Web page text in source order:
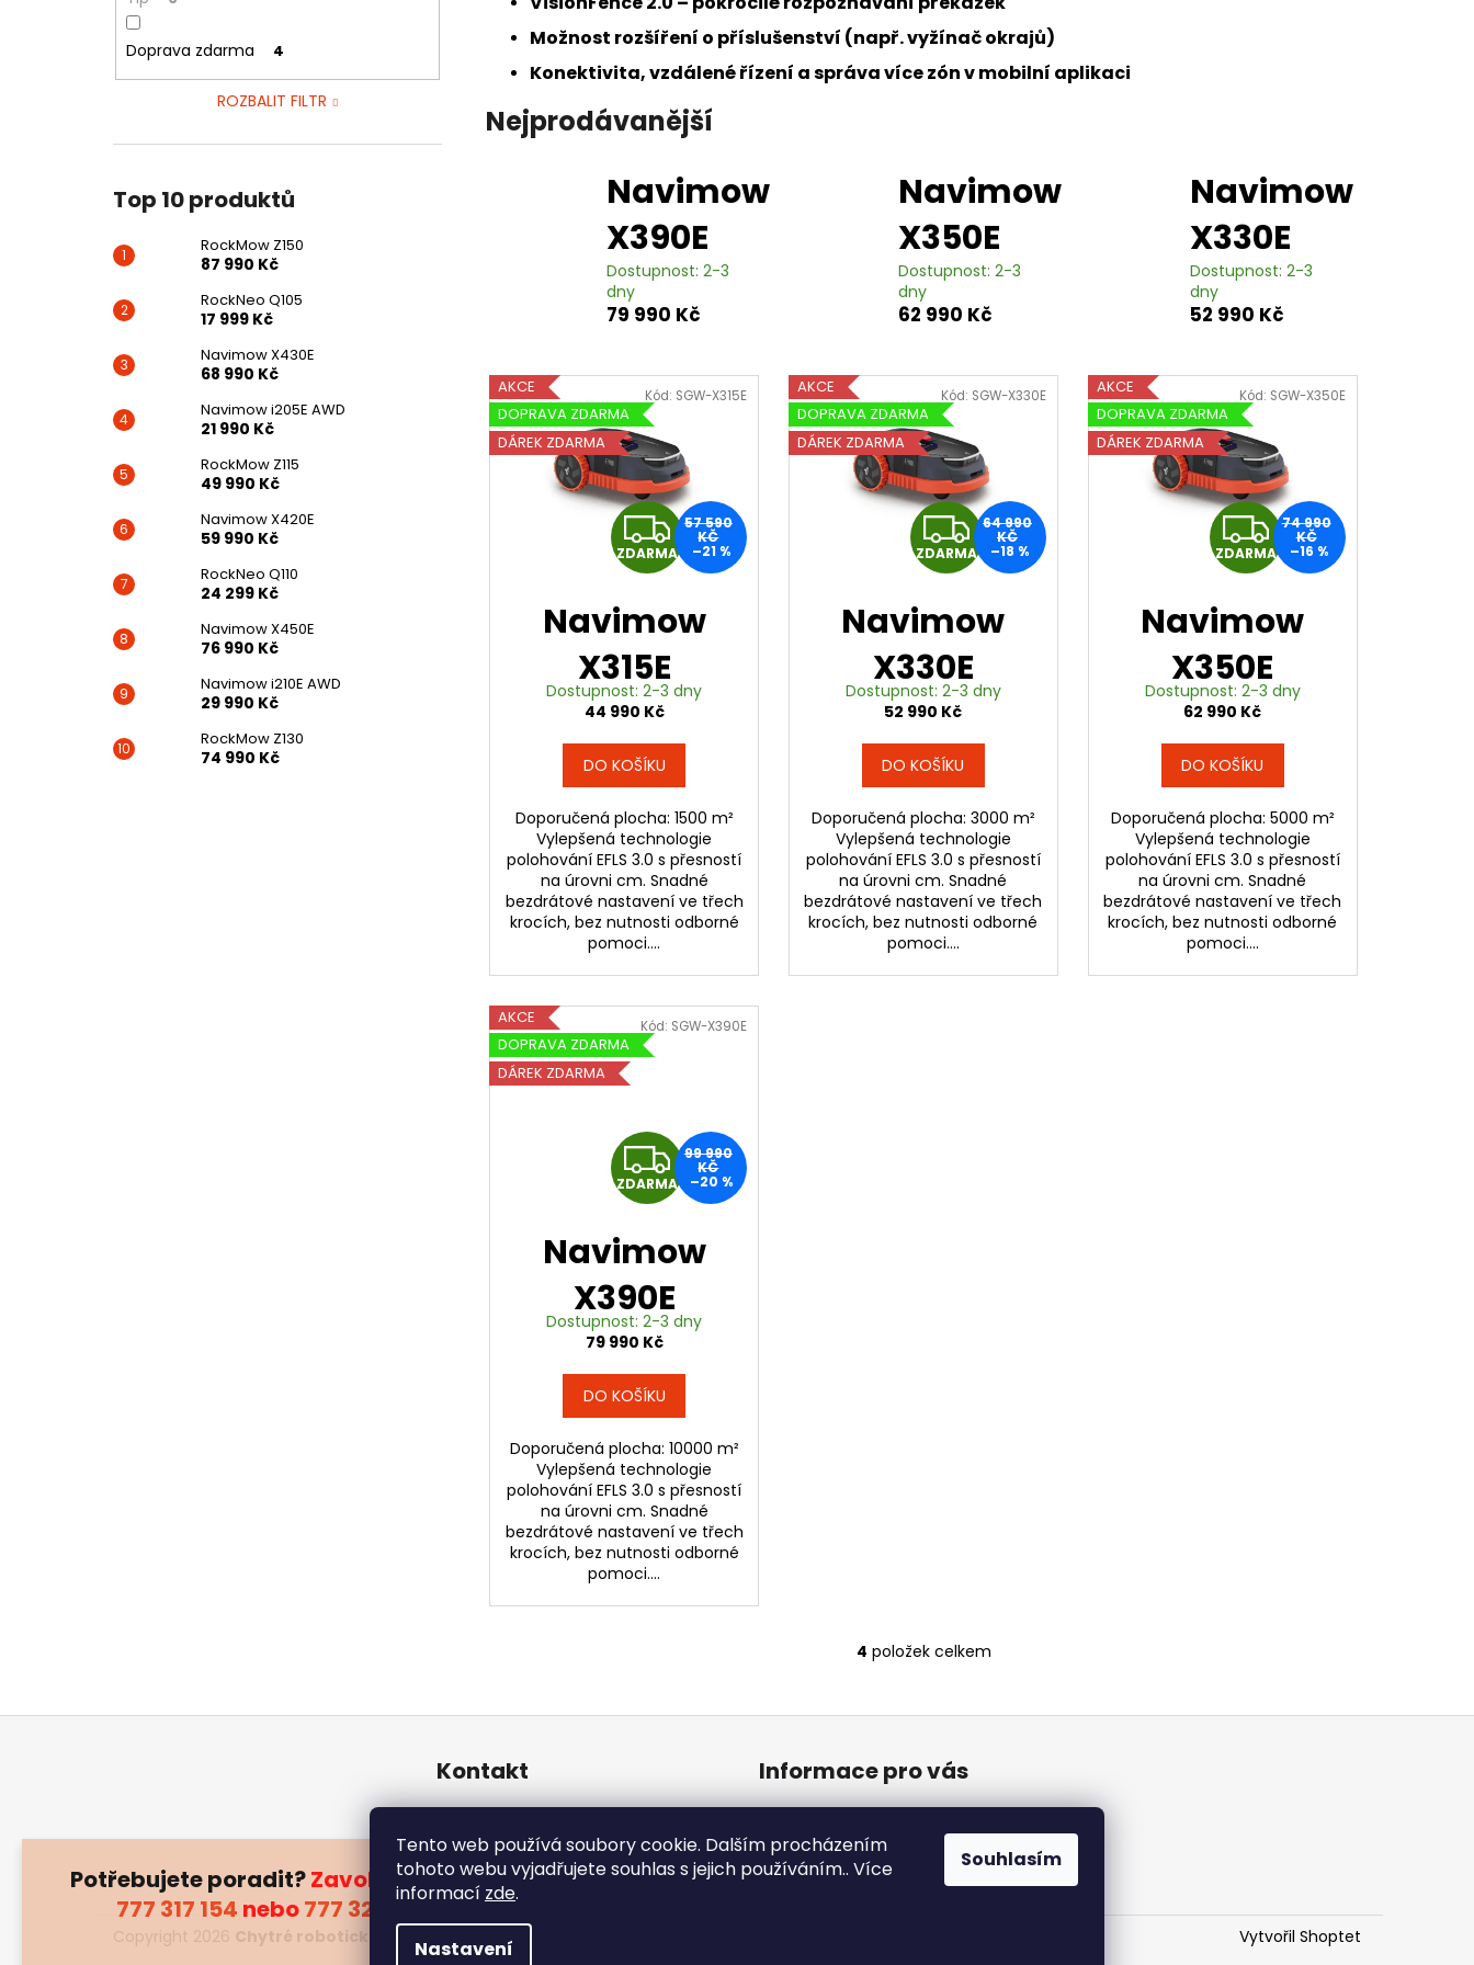
Tento web používá soubory cookie. Dalším procházením
tohoto webu vyjadřujete souhlas s jejich používáním.. Více
informací zde.
Nastavení
Souhlasím
Potřebujete poradit?Zavolejte nám:
777 317 154 nebo777 323 583
Doprava zdarma 4
ROZBALIT FILTR
Top 10 produktů
RockMow Z150
87 990 Kč
RockNeo Q105
17 999 Kč
Navimow X430E
68 990 Kč
Navimow i205E AWD
21 990 Kč
RockMow Z115
49 990 Kč
Navimow X420E
59 990 Kč
RockNeo Q110
24 299 Kč
Navimow X450E
76 990 Kč
Navimow i210E AWD
29 990 Kč
RockMow Z130
74 990 Kč
Možnost rozšíření o příslušenství (např. vyžínač okrajů)
Konektivita, vzdálené řízení a správa více zón v mobilní aplikaci
Nejprodávanější
Navimow
X390E
Dostupnost: 2-3
dny
79 990 Kč
Navimow
X350E
Dostupnost: 2-3
dny
62 990 Kč
Navimow
X330E
Dostupnost: 2-3
dny
52 990 Kč
V
ý
p
i
AKCE
DOPRAVA ZDARMA
DÁREK ZDARMA
Z
D
A
R
M
A
ZDARMA
57 590
KČ
–21 %
Navimow
X315E
Dostupnost: 2-3 dny
44 990 Kč
DO KOŠÍKU
Doporučená plocha: 1500 m²
Vylepšená technologie
polohování EFLS 3.0 s přesností
na úrovni cm. Snadné
bezdrátové nastavení ve třech
krocích, bez nutnosti odborné
pomoci....
Kód: SGW-X315E
AKCE
DOPRAVA ZDARMA
DÁREK ZDARMA
Z
D
A
R
M
A
ZDARMA
64 990
KČ
–18 %
Navimow
X330E
Dostupnost: 2-3 dny
52 990 Kč
DO KOŠÍKU
Doporučená plocha: 3000 m²
Vylepšená technologie
polohování EFLS 3.0 s přesností
na úrovni cm. Snadné
bezdrátové nastavení ve třech
krocích, bez nutnosti odborné
pomoci....
Kód: SGW-X330E
AKCE
DOPRAVA ZDARMA
DÁREK ZDARMA
Z
D
A
R
M
A
ZDARMA
74 990
KČ
–16 %
Navimow
X350E
Dostupnost: 2-3 dny
62 990 Kč
DO KOŠÍKU
Doporučená plocha: 5000 m²
Vylepšená technologie
polohování EFLS 3.0 s přesností
na úrovni cm. Snadné
bezdrátové nastavení ve třech
krocích, bez nutnosti odborné
pomoci....
Kód: SGW-X350E
AKCE
DOPRAVA ZDARMA
DÁREK ZDARMA
Z
D
A
R
M
A
ZDARMA
99 990
KČ
–20 %
Navimow
X390E
Dostupnost: 2-3 dny
79 990 Kč
DO KOŠÍKU
Doporučená plocha: 10000 m²
Vylepšená technologie
polohování EFLS 3.0 s přesností
na úrovni cm. Snadné
bezdrátové nastavení ve třech
krocích, bez nutnosti odborné
pomoci....
Kód: SGW-X390E
O
l
d
a
c
4 položek celkem
ROCKMOW Z150
87 990 Kč
ROCKNEO Q105
17 999 Kč
NAVIMOW X430E
68 990 Kč
Kontakt
+420 777 317 154
Informace pro vás
Podmínky ochrany osobních
údajů
Vytvořil Shoptet
Copyright 2026 Chytré robotické sekačky Segway Navimow